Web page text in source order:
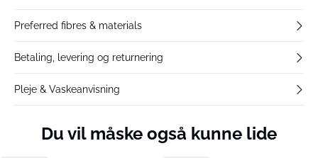
Preferred fibres & materials
Betaling, levering og returnering
Pleje & Vaskeanvisning
Du vil måske også kunne lide